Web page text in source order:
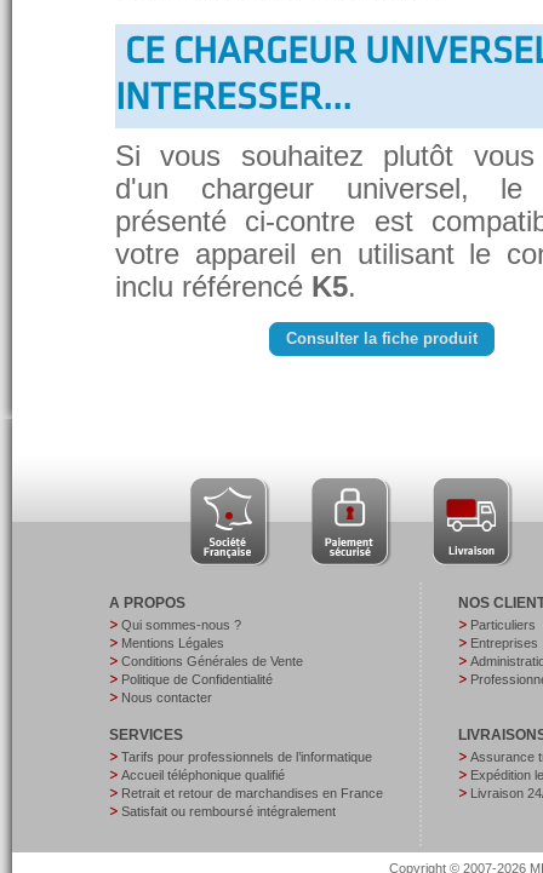
CE CHARGEUR
INTERESSER...
Si vous souhaitez plutôt vous
d'un chargeur universel, le
présenté ci-contre est
votre appareil en utilisant le
inclu référencé K5.
Consulter la fiche produit
A PROPOS
Qui sommes-nous ?
Mentions Légales
Conditions Générales de Vente
Politique de Confidentialité
Nous contacter
SERVICES
Tarifs pour professionnels de l’informatique
Accueil téléphonique qualifié
Retrait et retour de marchandises en France
Satisfait ou remboursé intégralement
NOS
Particuliers
Entreprises
Assurance
Expédition
Livraison
Copyright © 2007-2026